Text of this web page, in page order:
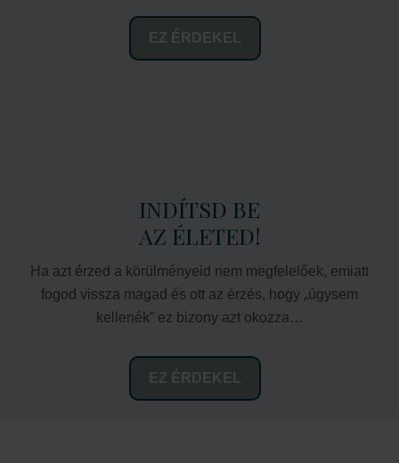
EZ ÉRDEKEL
INDÍTSD BE
AZ ÉLETED!
Ha azt érzed a körülményeid nem megfelelőek, emiatt
fogod vissza magad és ott az érzés, hogy „úgysem
kellenék” ez bizony azt okozza…
EZ ÉRDEKEL